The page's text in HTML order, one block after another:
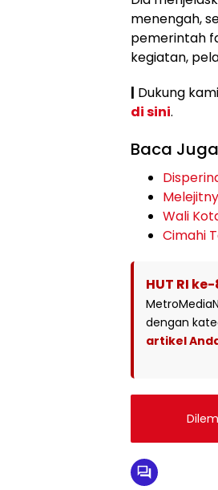
menengah,
pemerintah
kegiatan,
| Dukung
di sini.
Baca
Wali
Cimahi
HUT RI
dengan
artikel